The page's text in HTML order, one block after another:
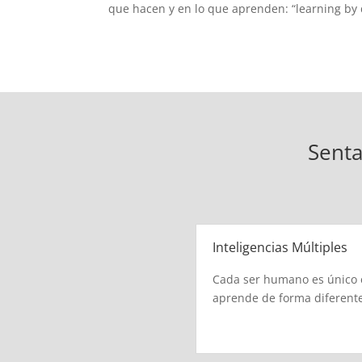
que hacen y en lo que aprenden: “learning by
Inteligencias Múltiples
Cada ser humano es
aprende de forma